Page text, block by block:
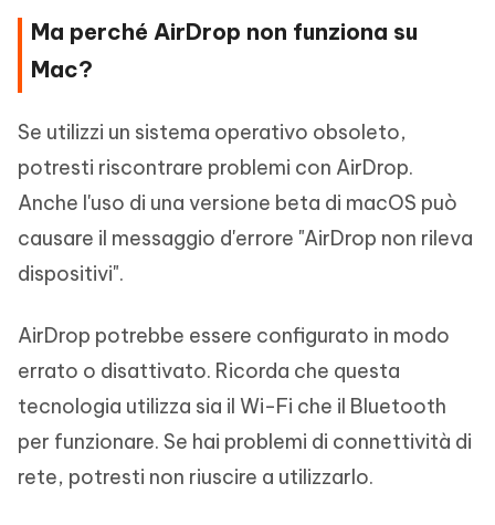
Ma perché AirDrop non funziona su
Mac?
Se utilizzi un sistema operativo obsoleto,
potresti riscontrare problemi con AirDrop.
Anche l'uso di una versione beta di macOS può
causare il messaggio d'errore "AirDrop non rileva
dispositivi".
AirDrop potrebbe essere configurato in modo
errato o disattivato. Ricorda che questa
tecnologia utilizza sia il Wi-Fi che il Bluetooth
per funzionare. Se hai problemi di connettività di
rete, potresti non riuscire a utilizzarlo.